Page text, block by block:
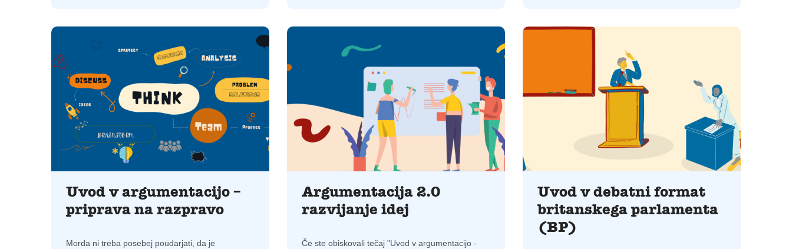
Uvod v argumentacijo –
priprava na razpravo
Morda ni treba posebej poudarjati, da je
Argumentacija 2.0
razvijanje idej
Če ste obiskovali tečaj "Uvod v argumentacijo -
Uvod v debatni format
britanskega parlamenta
(BP)